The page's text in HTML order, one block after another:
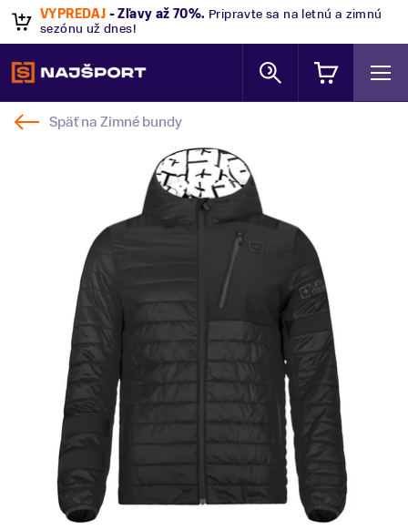
VÝPREDAJ - Zľavy až 70%. Pripravte sa na letnú a zimnú
sezónu už dnes!
Späť naZimné bundy